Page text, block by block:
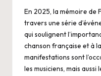
En 2025, la mémoire de
travers une série
qui soulignent
chanson française et à
manifestations sont
les musiciens, mais